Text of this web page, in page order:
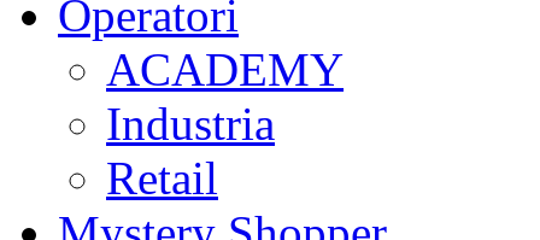
Operatori
ACADEMY
Industria
Retail